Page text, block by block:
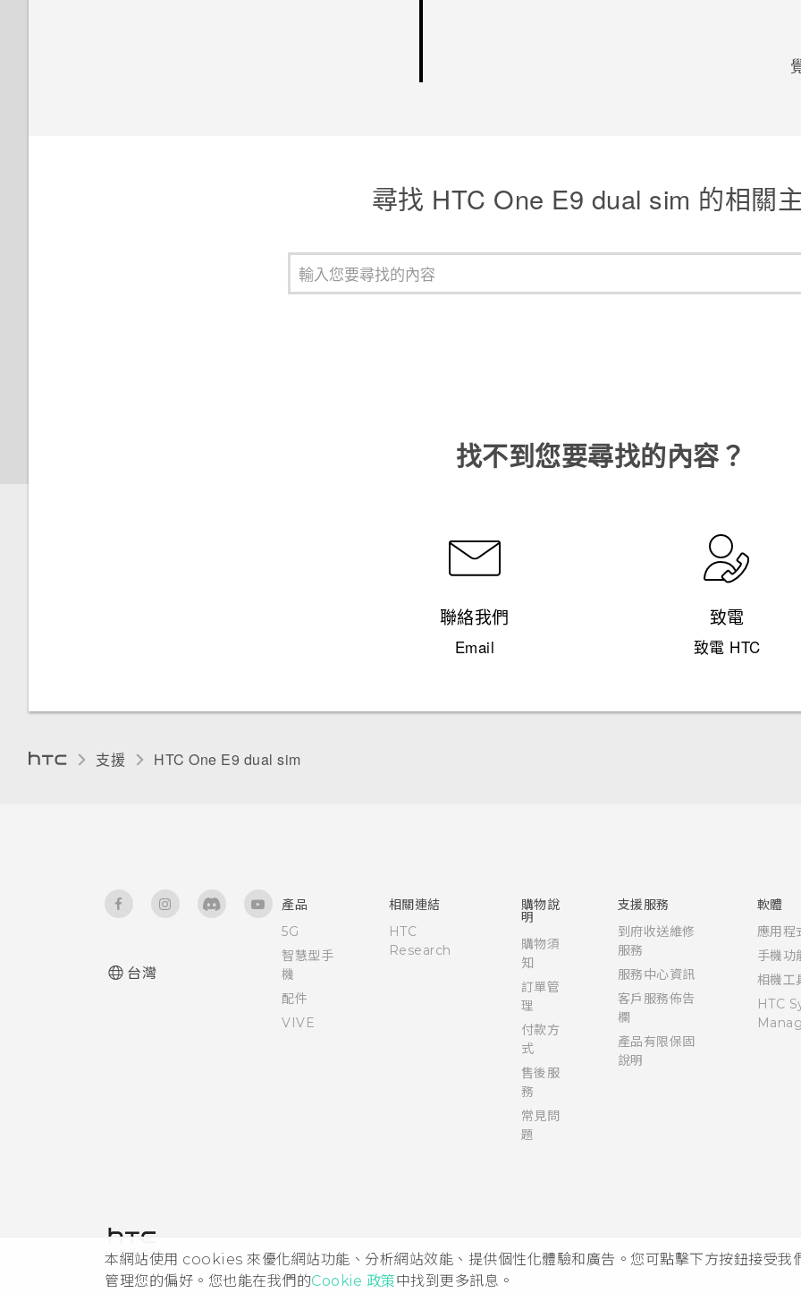
本網站使用 cookies 來優化網站功能、分析網站效能、提供個性化體驗和廣告。您可點擊下方按鈕接受
管理您的偏好。您也能在我們的Cookie 政策中找到更多訊息。
尋找 HTC One E9 dual sim 的相關
找不到您要尋找的內容？
聯絡我們
Email
致電
致電 HTC
支援 HTC One E9 dual sim‎
台灣
產品
5G
智慧型手
機
配件
VIVE
相關連結
HTC
Research
購物說
明
購物須
知
訂單管
理
付款方
式
售後服
務
常見問
題
支援服務
到府收送維修
服務
服務中心資訊
客戶服務佈告
欄
產品有限保固
說明
軟體
應用程
手機功
相機工
HTC